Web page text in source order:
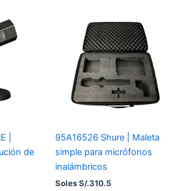
|
de
95A16526 Shure | Maleta
simple para micrófonos
inalámbricos
Soles S/.310.5